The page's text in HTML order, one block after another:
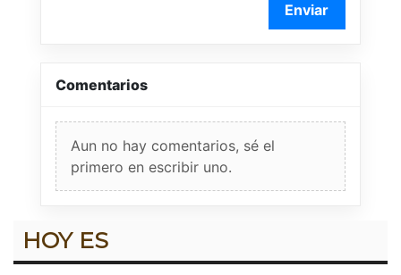
Enviar
Comentarios
Aun no hay comentarios, sé el
primero en escribir uno.
HOY ES